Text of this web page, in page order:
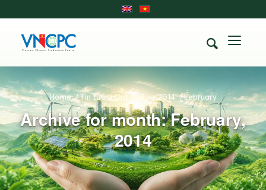
Archive for month: February,
2014
Home /Tin tức /Giới thiệu /2014 /February